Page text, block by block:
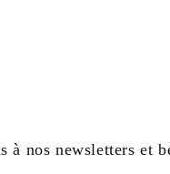
à nos newsletters et